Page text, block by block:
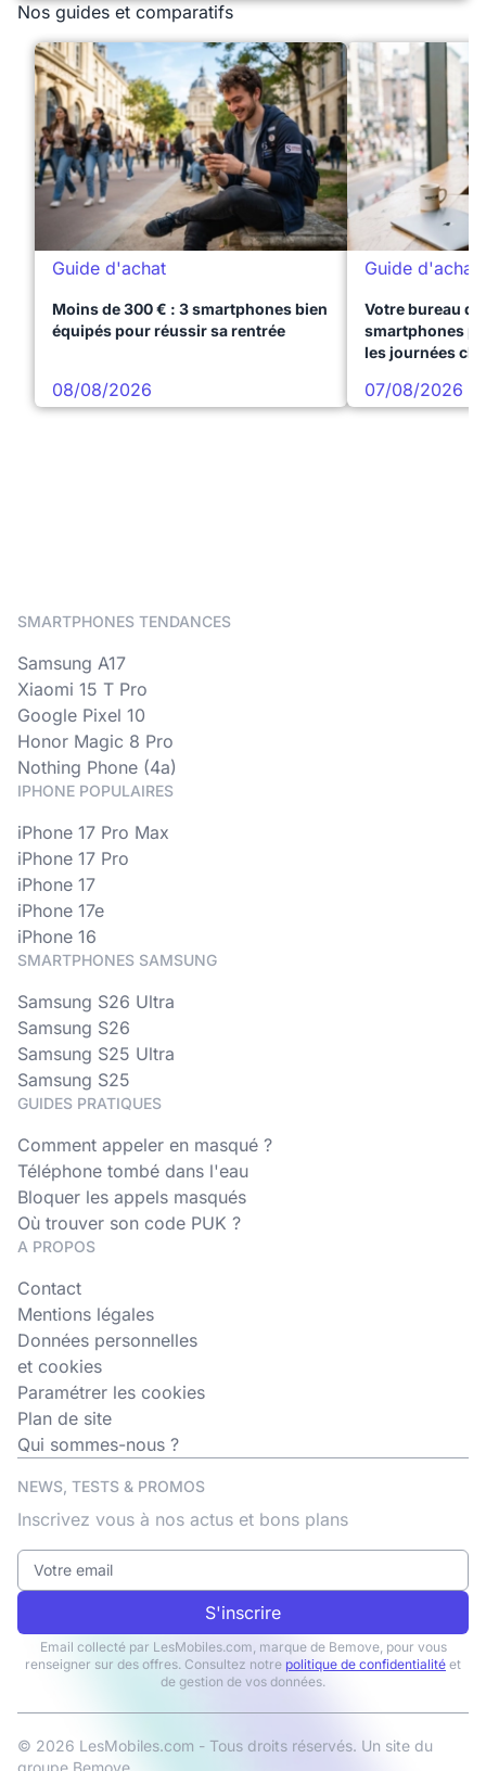
Nos guides et comparatifs
Guide d'achat
Moins de 300 € : 3 smartphones bien
équipés pour réussir sa rentrée
08/08/2026
Guide d'achat
Votre bureau
smartphones
les journées
07/08/2026
SMARTPHONES TENDANCES
Samsung A17
Xiaomi 15 T Pro
Google Pixel 10
Honor Magic 8 Pro
Nothing Phone (4a)
IPHONE POPULAIRES
iPhone 17 Pro Max
iPhone 17 Pro
iPhone 17
iPhone 17e
iPhone 16
SMARTPHONES SAMSUNG
Samsung S26 Ultra
Samsung S26
Samsung S25 Ultra
Samsung S25
GUIDES PRATIQUES
Comment appeler en masqué ?
Téléphone tombé dans l'eau
Bloquer les appels masqués
Où trouver son code PUK ?
A PROPOS
Contact
Mentions légales
Données personnelles
et cookies
Paramétrer les cookies
Plan de site
Qui sommes-nous ?
NEWS, TESTS & PROMOS
Inscrivez vous à nos actus et bons plans
S'inscrire
Email collecté par LesMobiles.com, marque de Bemove, pour vous
renseigner sur des offres. Consultez notre politique de confidentialité et
de gestion de vos données.
© 2026 LesMobiles.com - Tous droits réservés. Un site du